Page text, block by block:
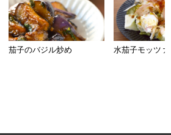
茄子のバジル炒め 水茄子モッツァ